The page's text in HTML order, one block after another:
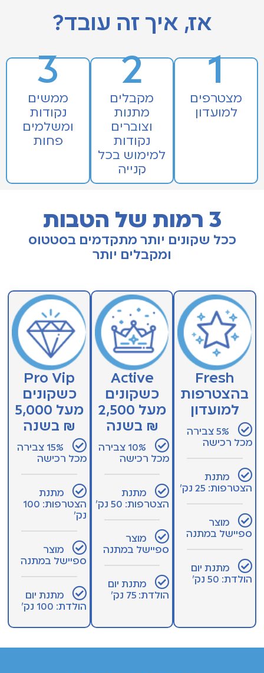
אז, איך זה עובד?
1
מצטרפים
למועדון
2
מקבלים
מתנות
וצוברים
נקודות
למימוש בכל
קנייה
3
ממשים
נקודות
ומשלמים
פחות
3 רמות של הטבות
ככל שקונים יותר מתקדמים בסטטוס
ומקבלים יותר
Fresh
בהצטרפות
למועדון
5% צבירה
מכל רכישה
מתנת
הצטרפות: 25 נק׳
מוצר
ספיישל במתנה
מתנת יום
הולדת: 50 נק׳
Active
כשקונים
מעל 2,500
₪ בשנה
10% צבירה
מכל רכישה
מתנת
הצטרפות: 50 נק׳
מוצר
ספיישל במתנה
מתנת יום
הולדת: 75 נק׳
Pro Vip
כשקונים
מעל 5,000
₪ בשנה
15% צבירה
מכל רכישה
מתנת
הצטרפות: 100
נק׳
מוצר
ספיישל במתנה
מתנת יום
הולדת: 100 נק׳